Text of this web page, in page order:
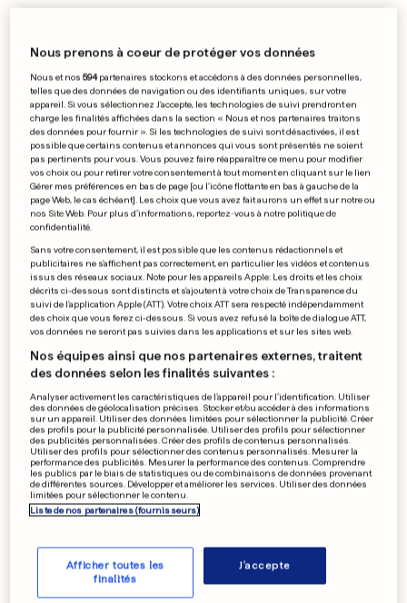
TOUR DE FRANCE
Carapaz remporte la 18ᵉ étape
au sommet d’Orcières-
Merlette
0 3 0
TOUR DE FRANCE
Jasper Philipsen ouvre son
compteur à Voiron
0
Nous prenons à coeur de protéger vos données
Nous et nos594partenaires stockons et accédons à des données personnelles,
telles que des données de navigation ou des identifiants uniques, sur votre
appareil. Si vous sélectionnez J'accepte, les technologies de suivi prendront en
charge les finalités affichées dans la section « Nous et nos partenaires traitons
des données pour fournir ». Si les technologies de suivi sont désactivées, il est
possible que certains contenus et annonces qui vous sont présentés ne soient
pas pertinents pour vous. Vous pouvez faire réapparaître ce menu pour modifier
vos choix ou pour retirer votre consentement à tout moment en cliquant sur le lien
Gérer mes préférences en bas de page [ou l'icône flottante en bas à gauche de la
page Web, le cas échéant]. Les choix que vous avez fait aurons un effet sur notre ou
nos Site Web. Pour plus d’informations, reportez-vous à notre politique de
confidentialité.
Sans votre consentement, il est possible que les contenus rédactionnels et
publicitaires ne s'affichent pas correctement, en particulier les vidéos et contenus
issus des réseaux sociaux. Note pour les appareils Apple: Les droits et les choix
décrits ci-dessous sont distincts et s'ajoutent à votre choix de Transparence du
suivi de l'application Apple (ATT). Votre choix ATT sera respecté indépendamment
des choix que vous ferez ci-dessous. Si vous avez refusé la boîte de dialogue ATT,
vos données ne seront pas suivies dans les applications et sur les sites web.
Nos équipes ainsi que nos partenaires externes, traitent
des données selon les finalités suivantes :
Analyser activement les caractéristiques de l’appareil pour l’identification. Utiliser
des données de géolocalisation précises. Stocker et/ou accéder à des informations
sur un appareil. Utiliser des données limitées pour sélectionner la publicité. Créer
des profils pour la publicité personnalisée. Utiliser des profils pour sélectionner
des publicités personnalisées. Créer des profils de contenus personnalisés.
Utiliser des profils pour sélectionner des contenus personnalisés. Mesurer la
performance des publicités. Mesurer la performance des contenus. Comprendre
les publics par le biais de statistiques ou de combinaisons de données provenant
de différentes sources. Développer et améliorer les services. Utiliser des données
limitées pour sélectionner le contenu.
Liste de nos partenaires (fournisseurs)
Afficher toutes les
finalités
J'accepte